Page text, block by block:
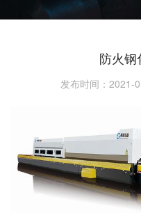
防火钢
发布时间：